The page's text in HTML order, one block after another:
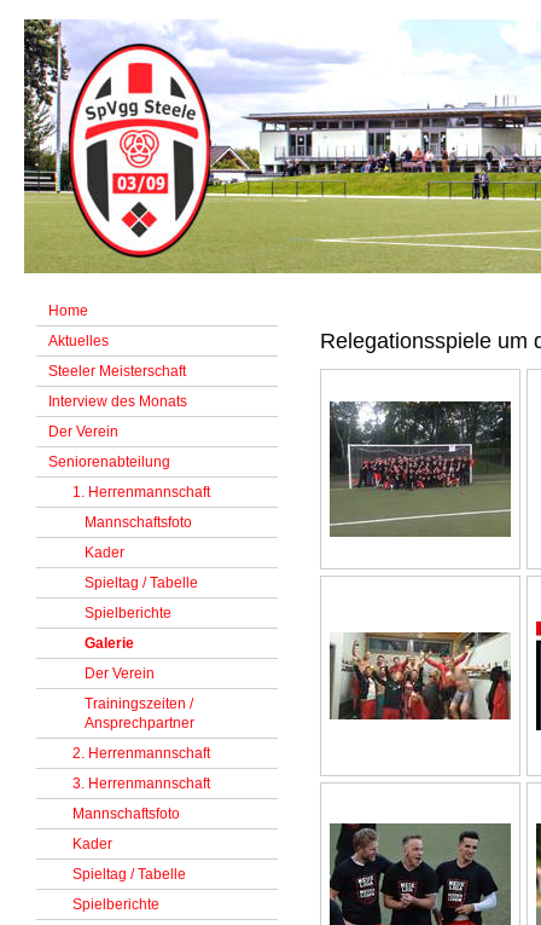
Home
Aktuelles
Steeler Meisterschaft
Interview des Monats
Der Verein
Seniorenabteilung
1. Herrenmannschaft
Mannschaftsfoto
Kader
Spieltag / Tabelle
Spielberichte
Galerie
Der Verein
Trainingszeiten /
Ansprechpartner
2. Herrenmannschaft
3. Herrenmannschaft
Mannschaftsfoto
Kader
Spieltag / Tabelle
Spielberichte
Relegationsspiele um